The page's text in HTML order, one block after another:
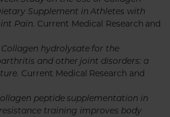
Supplement in Athletes with
Pain. Current Medical Research and
Collagen hydrolysate for the
and other joint disorders: a
Current Medical Research and
peptide supplementation in
training improves body